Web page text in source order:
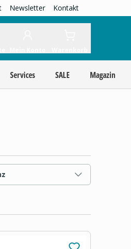
Newsletter Kontakt
Services SALE Magazin